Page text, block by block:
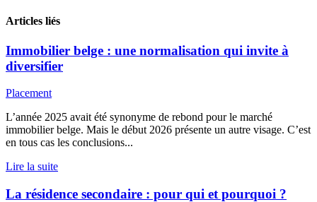
Articles liés
Immobilier belge : une normalisation qui invite à
diversifier
Placement
L’année 2025 avait été synonyme de rebond pour le marché
immobilier belge. Mais le début 2026 présente un autre visage. C’est
en tous cas les conclusions...
Lire la suite
La résidence secondaire : pour qui et pourquoi ?